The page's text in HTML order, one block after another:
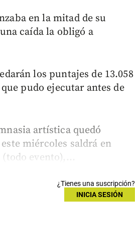
en la mitad de su
caída la obligó a
los puntajes de 13.058
pudo ejecutar antes de
artística quedó
miércoles saldrá en
evento),...
¿Tienes una suscripción?
INICIA SESIÓN